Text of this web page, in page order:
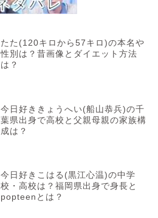
たた(120キロから57キロ)の本名や
性別は？昔画像とダイエット方法
は？
今日好ききょうへい(船山恭兵)の千
葉県出身で高校と父親母親の家族構
成は？
今日好きこはる(黒江心温)の中学
校・高校は？福岡県出身で身長と
popteenとは？